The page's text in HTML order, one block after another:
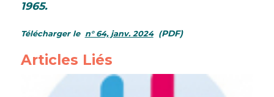
1965.
Télécharger le n° 64, janv. 2024 (PDF)
Articles Liés